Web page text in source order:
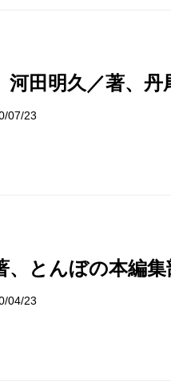
田明久／著、丹
07/23
、とんぼの本編集
04/23